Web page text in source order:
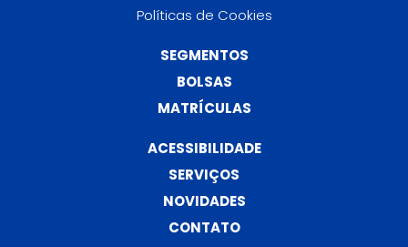
Políticas de Cookies
SEGMENTOS
BOLSAS
MATRÍCULAS
ACESSIBILIDADE
SERVIÇOS
NOVIDADES
CONTATO